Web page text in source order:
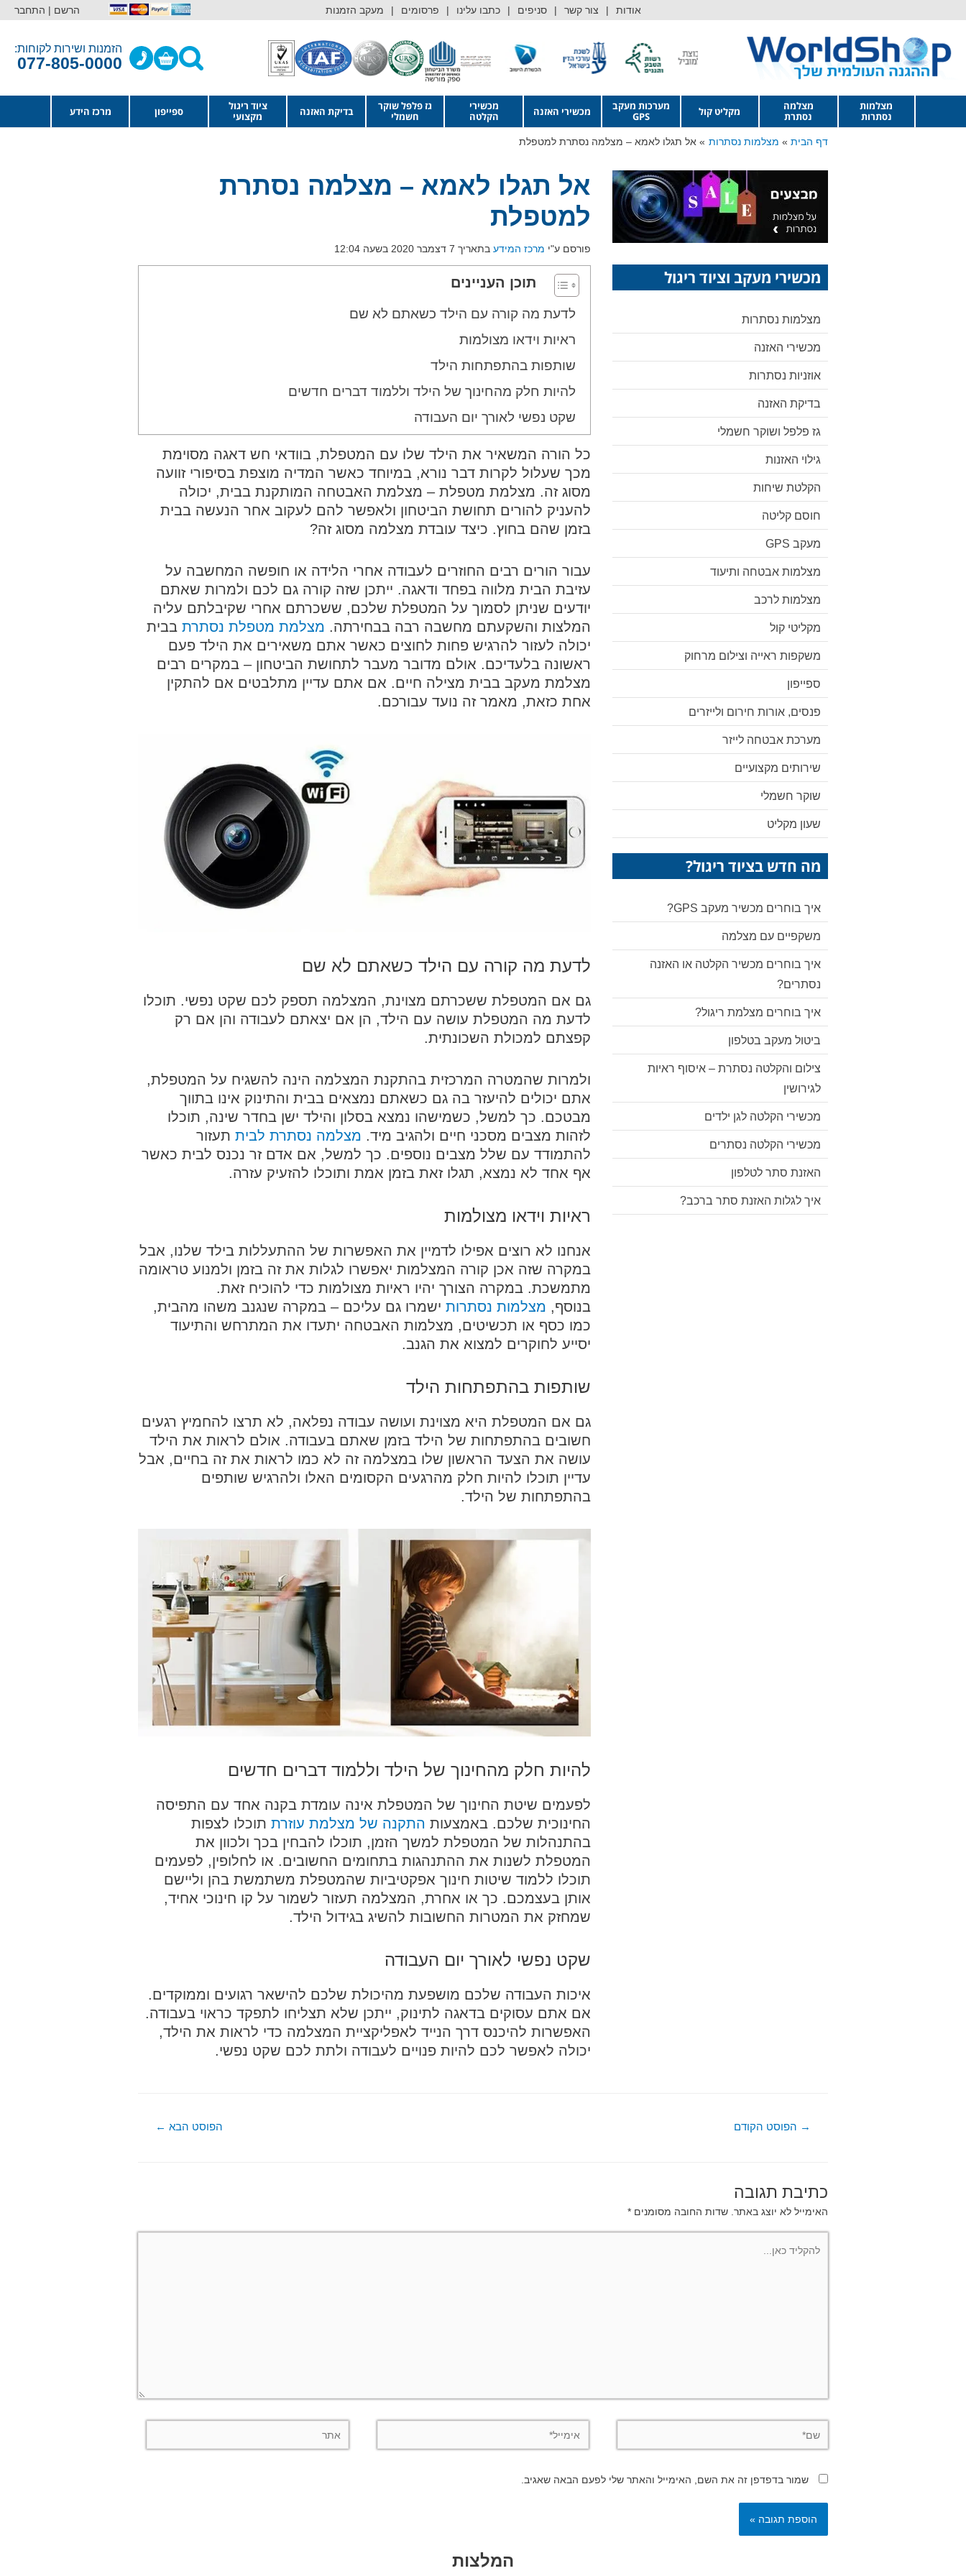
אודות צור קשר סניפים כתבו עלינו פרסומים מעקב הזמנות הרשם | התחבר
הזמנות ושירות לקוחות:
077-805-0000
מצלמות
נסתרות
מצלמה
נסתרת
מקליט קול
מערכות מעקב
GPS
מכשירי האזנה
מכשירי
הקלטה
גז פלפל שוקר
חשמלי
בדיקת האזנה
ציוד ריגול
מקצועי
ספייפון מרכז הידע
דף הבית מצלמות נסתרות אל תגלו לאמא – מצלמה נסתרת למטפלת
מכשירי מעקב וציוד ריגול
מצלמות נסתרות
מכשירי האזנה
אוזניות נסתרות
בדיקת האזנה
גז פלפל ושוקר חשמלי
גילוי האזנות
הקלטת שיחות
חוסם קליטה
מעקב GPS
מצלמות אבטחה ותיעוד
מצלמות לרכב
מקליטי קול
משקפות ראייה וצילום מרחוק
ספייפון
פנסים, אורות חירום ולייזרים
מערכת אבטחה לייזר
שירותים מקצועיים
שוקר חשמלי
שעון מקליט
מה חדש בציוד ריגול?
איך בוחרים מכשיר מעקב GPS?
משקפיים עם מצלמה
איך בוחרים מכשיר הקלטה או האזנה
נסתרים?
איך בוחרים מצלמת ריגול?
ביטול מעקב בטלפון
צילום והקלטה נסתרת – איסוף ראיות
לגירושין
מכשירי הקלטה לגן ילדים
מכשירי הקלטה נסתרים
האזנת סתר לטלפון
איך לגלות האזנת סתר ברכב?
אל תגלו לאמא – מצלמה נסתרת
למטפלת
פורסם ע"י מרכז המידע בתאריך 7 דצמבר 2020 בשעה 12:04
תוכן העניינים
לדעת מה קורה עם הילד כשאתם לא שם
ראיות וידאו מצולמות
שותפות בהתפתחות הילד
להיות חלק מהחינוך של הילד וללמוד דברים חדשים
שקט נפשי לאורך יום העבודה
כל הורה המשאיר את הילד שלו עם המטפלת, בוודאי חש דאגה מסוימת
מכך שעלול לקרות דבר נורא, במיוחד כאשר המדיה מוצפת בסיפורי זוועה
מסוג זה. מצלמת מטפלת – מצלמת האבטחה המותקנת בבית, יכולה
להעניק להורים תחושת הביטחון ולאפשר להם לעקוב אחר הנעשה בבית
בזמן שהם בחוץ. כיצד עובדת מצלמה מסוג זה?
עבור הורים רבים החוזרים לעבודה אחרי הלידה או חופשה המחשבה על
עזיבת הבית מלווה בפחד ודאגה. ייתכן שזה קורה גם לכם ולמרות שאתם
יודעים שניתן לסמוך על המטפלת שלכם, ששכרתם אחרי שקיבלתם עליה
המלצות והשקעתם מחשבה רבה בבחירתה. מצלמת מטפלת נסתרת בבית
יכולה לעזור להרגיש פחות לחוצים כאשר אתם משאירים את הילד פעם
ראשונה בלעדיכם. אולם מדובר מעבר לתחושת הביטחון – במקרים רבים
מצלמת מעקב בבית מצילה חיים. אם אתם עדיין מתלבטים אם להתקין
אחת כזאת, מאמר זה נועד עבורכם.
לדעת מה קורה עם הילד כשאתם לא שם
גם אם המטפלת ששכרתם מצוינת, המצלמה תספק לכם שקט נפשי. תוכלו
לדעת מה המטפלת עושה עם הילד, הן אם יצאתם לעבודה והן אם רק
קפצתם למכולת השכונתית.
ולמרות שהמטרה המרכזית בהתקנת המצלמה הינה להשגיח על המטפלת,
אתם יכולים להיעזר בה גם כשאתם נמצאים בבית והתינוק אינו בתווך
מבטכם. כך למשל, כשמישהו נמצא בסלון והילד ישן בחדר שינה, תוכלו
לזהות מצבים מסכני חיים ולהגיב מיד. מצלמה נסתרת לבית תעזור
להתמודד עם שלל מצבים נוספים. כך למשל, אם אדם זר נכנס לבית כאשר
אף אחד לא נמצא, תגלו זאת בזמן אמת ותוכלו להזעיק עזרה.
ראיות וידאו מצולמות
אנחנו לא רוצים אפילו לדמיין את האפשרות של ההתעללות בילד שלנו, אבל
במקרה שזה אכן קורה המצלמות יאפשרו לגלות את זה בזמן ולמנוע טראומה
מתמשכת. במקרה הצורך יהיו ראיות מצולמות כדי להוכיח זאת.
בנוסף, מצלמות נסתרות ישמרו גם עליכם – במקרה שנגנב משהו מהבית,
כמו כסף או תכשיטים, מצלמות האבטחה יתעדו את המתרחש והתיעוד
יסייע לחוקרים למצוא את הגנב.
שותפות בהתפתחות הילד
גם אם המטפלת היא מצוינת ועושה עבודה נפלאה, לא תרצו להחמיץ רגעים
חשובים בהתפתחות של הילד בזמן שאתם בעבודה. אולם לראות את הילד
עושה את הצעד הראשון שלו במצלמה זה לא כמו לראות את זה בחיים, אבל
עדיין תוכלו להיות חלק מהרגעים הקסומים האלו ולהרגיש שותפים
בהתפתחות של הילד.
להיות חלק מהחינוך של הילד וללמוד דברים חדשים
לפעמים שיטת החינוך של המטפלת אינה עומדת בקנה אחד עם התפיסה
החינוכית שלכם. באמצעות התקנה של מצלמת עוזרת תוכלו לצפות
בהתנהלות של המטפלת למשך הזמן, תוכלו להבחין בכך ולכוון את
המטפלת לשנות את ההתנהגות בתחומים החשובים. או לחלופין, לפעמים
תוכלו ללמוד שיטות חינוך אפקטיביות שהמטפלת משתמשת בהן וליישם
אותן בעצמכם. כך או אחרת, המצלמה תעזור לשמור על קו חינוכי אחיד,
שמחזק את המטרות החשובות להשיג בגידול הילד.
שקט נפשי לאורך יום העבודה
איכות העבודה שלכם מושפעת מהיכולת שלכם להישאר רגועים וממוקדים.
אם אתם עסוקים בדאגה לתינוק, ייתכן שלא תצליחו לתפקד כראוי בעבודה.
האפשרות להיכנס דרך הנייד לאפליקציית המצלמה כדי לראות את הילד,
יכולה לאפשר לכם להיות פנויים לעבודה ולתת לכם שקט נפשי.
ניווט
→ הפוסט הקודם הפוסט הבא ←
כתיבת תגובה
האימייל לא יוצג באתר. שדות החובה מסומנים *
כאן...
שמור בדפדפן זה את השם, האימייל והאתר שלי לפעם הבאה שאגיב.
המלצות